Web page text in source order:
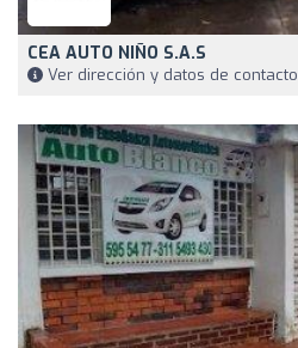
CEA AUTO NIÑO S.A.S
Ver dirección y datos de contacto